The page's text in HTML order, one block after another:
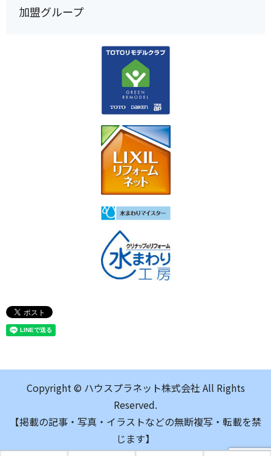
加盟グループ
Copyright © ハウスプラネット株式会社 All Rights
Reserved.
【掲載の記事・写真・イラストなどの無断複写・転載を禁
じます】